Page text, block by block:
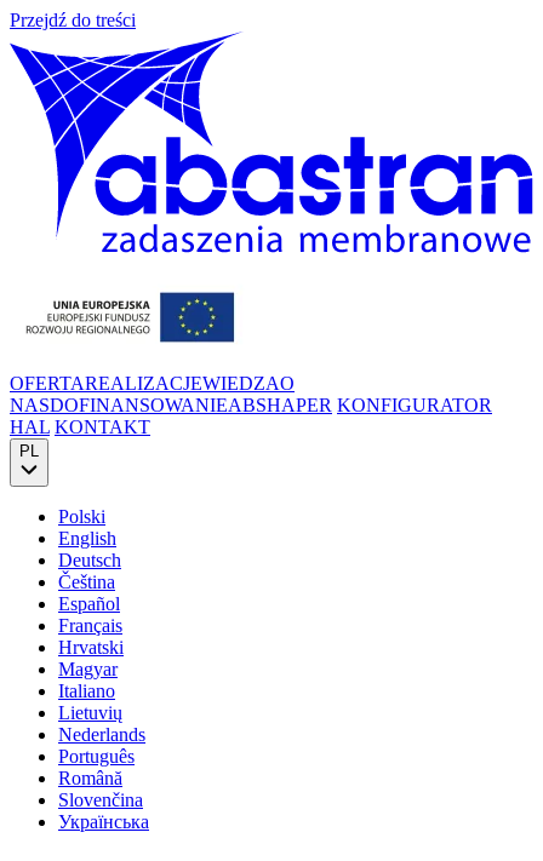
Przejdź do treści
OFERTAREALIZACJEWIEDZAO
NASDOFINANSOWANIEABSHAPER KONFIGURATOR
HAL KONTAKT
PL
Polski
English
Deutsch
Čeština
Español
Français
Hrvatski
Magyar
Italiano
Lietuvių
Nederlands
Português
Română
Slovenčina
Українська